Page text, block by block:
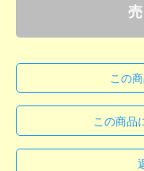
この
この商品